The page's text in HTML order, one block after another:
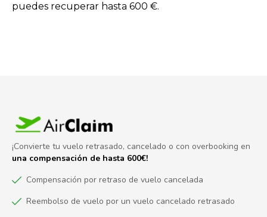
puedes recuperar hasta 600 €.
¡Convierte tu vuelo retrasado, cancelado o con overbooking en
una compensación de hasta 600€!
Compensación por retraso de vuelo cancelada
Reembolso de vuelo por un vuelo cancelado retrasado